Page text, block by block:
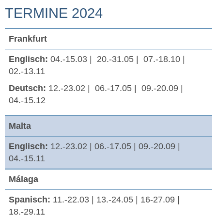
TERMINE 2024
Frankfurt
Englisch: 04.-15.03 | 20.-31.05 | 07.-18.10 |
02.-13.11
Deutsch: 12.-23.02 | 06.-17.05 | 09.-20.09 |
04.-15.12
Malta
Englisch: 12.-23.02 | 06.-17.05 | 09.-20.09 |
04.-15.11
Málaga
Spanisch: 11.-22.03 | 13.-24.05 | 16-27.09 |
18.-29.11